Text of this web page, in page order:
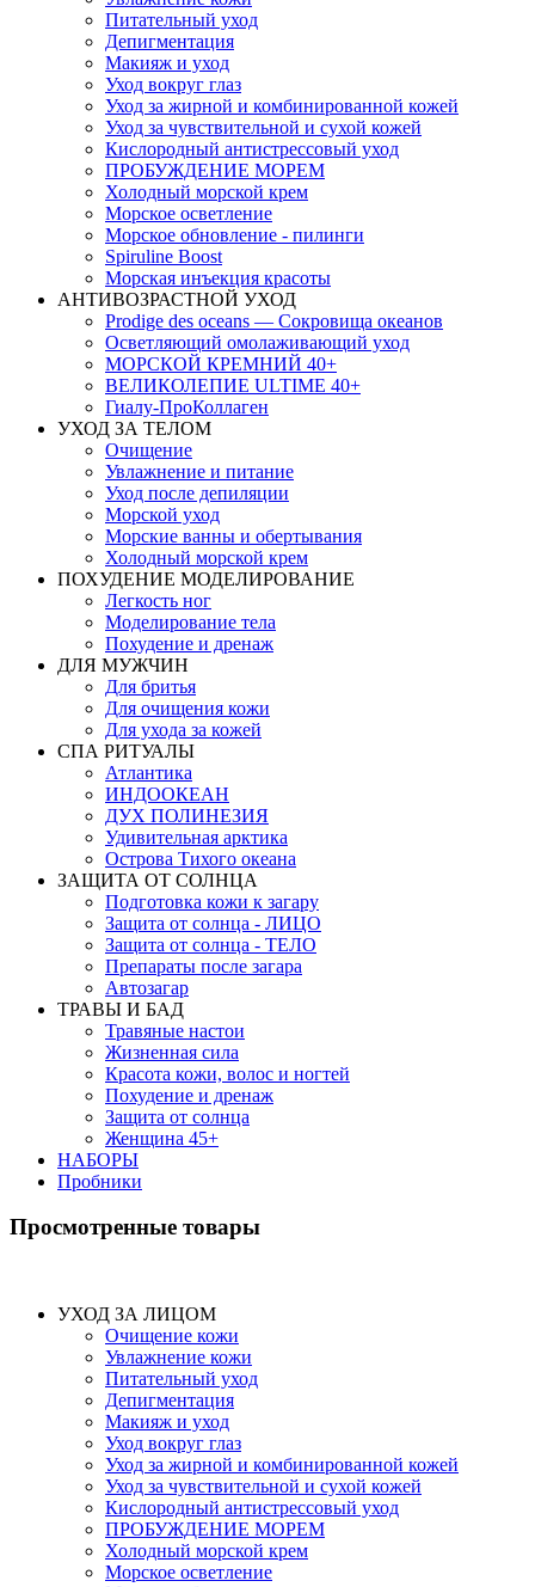
Питательный уход
Депигментация
Макияж и уход
Уход вокруг глаз
Уход за жирной и комбинированной кожей
Уход за чувствительной и сухой кожей
Кислородный антистрессовый уход
ПРОБУЖДЕНИЕ МОРЕМ
Холодный морской крем
Морское осветление
Морское обновление - пилинги
Spiruline Boost
Морская инъекция красоты
АНТИВОЗРАСТНОЙ УХОД
Prodige des oceans — Сокровища океанов
Осветляющий омолаживающий уход
МОРСКОЙ КРЕМНИЙ 40+
ВЕЛИКОЛЕПИЕ ULTIME 40+
Гиалу-ПроКоллаген
УХОД ЗА ТЕЛОМ
Очищение
Увлажнение и питание
Уход после депиляции
Морской уход
Морские ванны и обертывания
Холодный морской крем
ПОХУДЕНИЕ МОДЕЛИРОВАНИЕ
Легкость ног
Моделирование тела
Похудение и дренаж
ДЛЯ МУЖЧИН
Для бритья
Для очищения кожи
Для ухода за кожей
СПА РИТУАЛЫ
Атлантика
ИНДООКЕАН
ДУХ ПОЛИНЕЗИЯ
Удивительная арктика
Острова Тихого океана
ЗАЩИТА ОТ СОЛНЦА
Подготовка кожи к загару
Защита от солнца - ЛИЦО
Защита от солнца - ТЕЛО
Препараты после загара
Автозагар
ТРАВЫ И БАД
Травяные настои
Жизненная сила
Красота кожи, волос и ногтей
Похудение и дренаж
Защита от солнца
Женщина 45+
НАБОРЫ
Пробники
Просмотренные товары
УХОД ЗА ЛИЦОМ
Очищение кожи
Увлажнение кожи
Питательный уход
Депигментация
Макияж и уход
Уход вокруг глаз
Уход за жирной и комбинированной кожей
Уход за чувствительной и сухой кожей
Кислородный антистрессовый уход
ПРОБУЖДЕНИЕ МОРЕМ
Холодный морской крем
Морское осветление